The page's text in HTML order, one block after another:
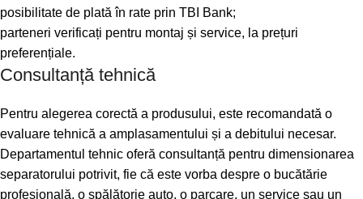
posibilitate de plată în rate prin TBI Bank;
parteneri verificați pentru montaj și service, la prețuri
preferențiale.
Consultanță tehnică
Pentru alegerea corectă a produsului, este recomandată o
evaluare tehnică a amplasamentului și a debitului necesar.
Departamentul tehnic oferă consultanță pentru dimensionarea
separatorului potrivit, fie că este vorba despre o bucătărie
profesională, o spălătorie auto, o parcare, un service sau un